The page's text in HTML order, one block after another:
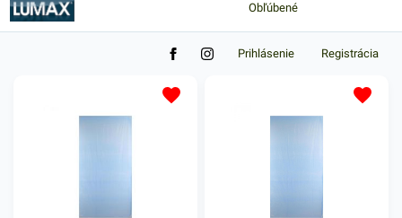
Obľúbené
Registrácia
Prihlásenie